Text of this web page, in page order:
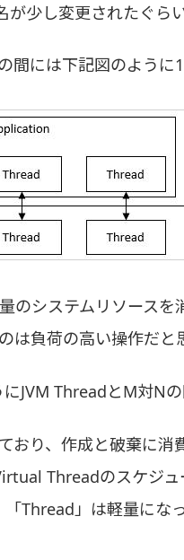
少し変更されたぐら
間には下記図のように
のシステムリソースを
負荷の高い操作だと
JVM ThreadとM対Nの
おり、作成と破棄に消
Threadのスケジュ
Thread」は軽量にな